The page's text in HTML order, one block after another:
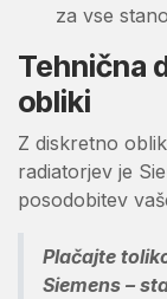
za vse
Tehnična
obliki
Z diskretno
radiatorjev je
posodobitev
Plačajte
Siemens –